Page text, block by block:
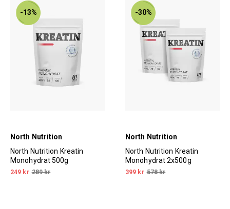
-13%
North Nutrition
North Nutrition Kreatin
Monohydrat 500g
249 kr 289 kr
-30%
North Nutrition
North Nutrition Kreatin
Monohydrat 2x500g
399 kr 578 kr